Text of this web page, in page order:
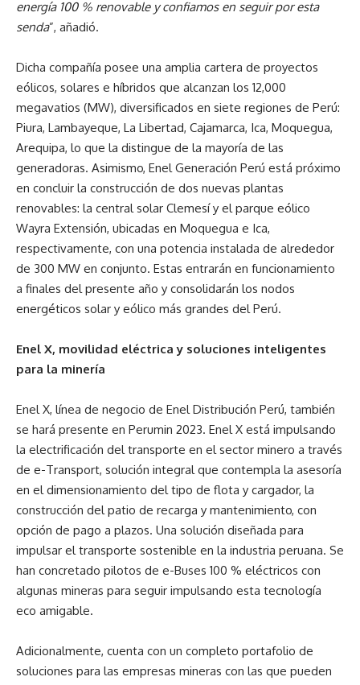
energía 100 % renovable y confiamos en seguir por esta
senda”, añadió.
Dicha compañía posee una amplia cartera de proyectos
eólicos, solares e híbridos que alcanzan los 12,000
megavatios (MW), diversificados en siete regiones de Perú:
Piura, Lambayeque, La Libertad, Cajamarca, Ica, Moquegua,
Arequipa, lo que la distingue de la mayoría de las
generadoras. Asimismo, Enel Generación Perú está próximo
en concluir la construcción de dos nuevas plantas
renovables: la central solar Clemesí y el parque eólico
Wayra Extensión, ubicadas en Moquegua e Ica,
respectivamente, con una potencia instalada de alrededor
de 300 MW en conjunto. Estas entrarán en funcionamiento
a finales del presente año y consolidarán los nodos
energéticos solar y eólico más grandes del Perú.
Enel X, movilidad eléctrica y soluciones inteligentes
para la minería
Enel X, línea de negocio de Enel Distribución Perú, también
se hará presente en Perumin 2023. Enel X está impulsando
la electrificación del transporte en el sector minero a través
de e-Transport, solución integral que contempla la asesoría
en el dimensionamiento del tipo de flota y cargador, la
construcción del patio de recarga y mantenimiento, con
opción de pago a plazos. Una solución diseñada para
impulsar el transporte sostenible en la industria peruana. Se
han concretado pilotos de e-Buses 100 % eléctricos con
algunas mineras para seguir impulsando esta tecnología
eco amigable.
Adicionalmente, cuenta con un completo portafolio de
soluciones para las empresas mineras con las que pueden